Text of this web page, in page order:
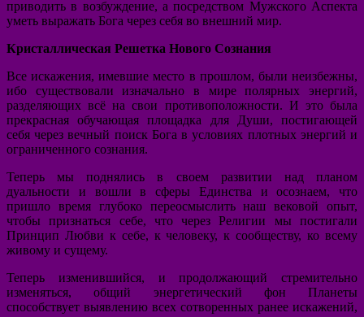
приводить в возбуждение, а посредством Мужского Аспекта
уметь выражать Бога через себя во внешний мир.
Кристаллическая Решетка Нового Сознания
Все искажения, имевшие место в прошлом, были неизбежны,
ибо существовали изначально в мире полярных энергий,
разделяющих всё на свои противоположности. И это была
прекрасная обучающая площадка для Души, постигающей
себя через вечный поиск Бога в условиях плотных энергий и
ограниченного сознания.
Теперь мы поднялись в своем развитии над планом
дуальности и вошли в сферы Единства и осознаем, что
пришло время глубоко переосмыслить наш вековой опыт,
чтобы признаться себе, что через Религии мы постигали
Принцип Любви к себе, к человеку, к сообществу, ко всему
живому и сущему.
Теперь изменившийся, и продолжающий стремительно
изменяться, общий энергетический фон Планеты
способствует выявлению всех сотворенных ранее искажений,